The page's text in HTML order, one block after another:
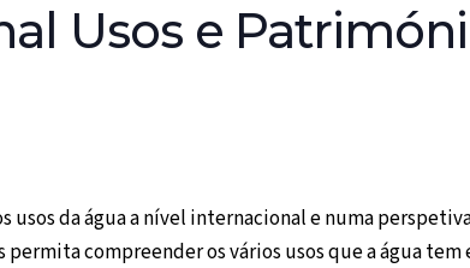
Usos e
usos da água a nível internacional e numa
compreender os vários usos que a água